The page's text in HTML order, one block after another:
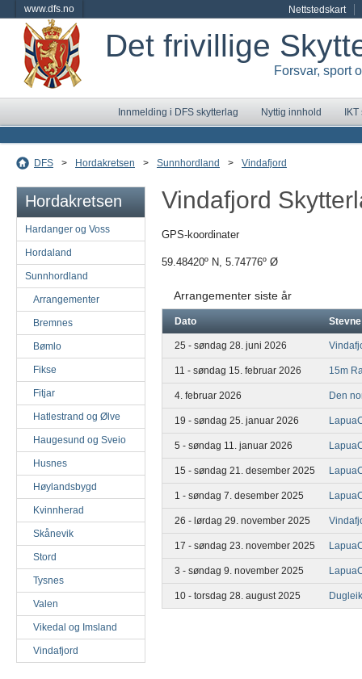
www.dfs.no Nettstedskart
Det frivillige
Forsvar, sport
Innmelding i DFS skytterlag Nyttig innhold
DFS > Hordakretsen > Sunnhordland > Vindafjord
Hordakretsen
Hardanger og Voss
Hordaland
Sunnhordland
Arrangementer
Bremnes
Bømlo
Fikse
Fitjar
Hatlestrand og Ølve
Haugesund og Sveio
Husnes
Høylandsbygd
Kvinnherad
Skånevik
Stord
Tysnes
Valen
Vikedal og Imsland
Vindafjord
Vindafjord
GPS-koordinater
59.48420º N, 5.74776º Ø
Arrangementer siste år
Dato Stevne
25 - søndag 28. juni 2026
11 - søndag 15. februar 2026 15m
4. februar 2026 Den
19 - søndag 25. januar 2026
5 - søndag 11. januar 2026
15 - søndag 21. desember 2025
1 - søndag 7. desember 2025
26 - lørdag 29. november 2025
17 - søndag 23. november 2025
3 - søndag 9. november 2025
10 - torsdag 28. august 2025